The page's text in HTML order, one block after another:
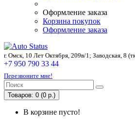
Оформление заказа
Корзина покупок
Оформление заказа
г. Омск, 10 Лет Октября, 209в/1; Заводская, 8
+7 950 790 33 44
Перезвоните мне!
Товаров: 0 (0 р.)
В корзине пусто!